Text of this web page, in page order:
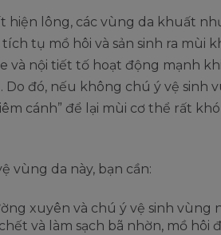
hiện lông, các vùng da khuất
tụ mồ hôi và sản sinh ra mùi
và nội tiết tố hoạt động mạnh
đó, nếu không chú ý vệ sinh
cánh” để lại mùi cơ thể rất
vùng da này, bạn cần:
xuyên và chú ý vệ sinh vùng
và làm sạch bã nhờn, mồ hôi